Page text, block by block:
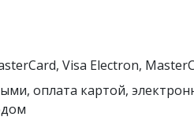
Visa Electron,
оплата картой,